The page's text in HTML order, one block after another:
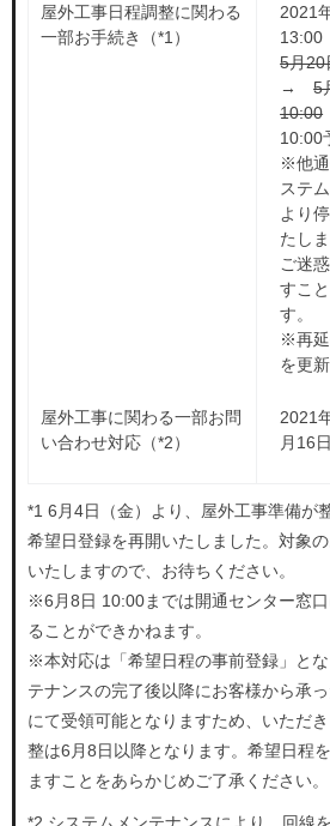
料金・特典などの
について
電話で相談す
受付時間 9:00~21:00
よくあるご質問
確認する
画面右下の「ご質問・ご相談」の
トでもご相談をいただ
個人事業主・法人の方はこちら
料金・特典などの
について
電話で相談す
受付時間
よくあるご質問
確認する
画面右下の「ご質問・ご相談」の
屋外工事日程調整に関わる
一部お手続き（*1）
2021
13:00
5月20
→5
10:00
10:00
※他通
ステ
より
たし
ご迷
すこ
す。
※再延
を更
屋外工事に関わる一部お問
い合わせ対応（*2）
2021
月16
*1 6月4日（金）より、屋外工事準備が
希望日登録を再開いたしました。対象
いたしますので、お待ちください。
※6月8日 10:00までは開通センター窓
ることができかねます。
※本対応は「希望日程の事前登録」と
テナンスの完了後以降にお客様から承
にて受領可能となりますため、いただ
整は6月8日以降となります。希望日程
ますことをあらかじめご了承ください。